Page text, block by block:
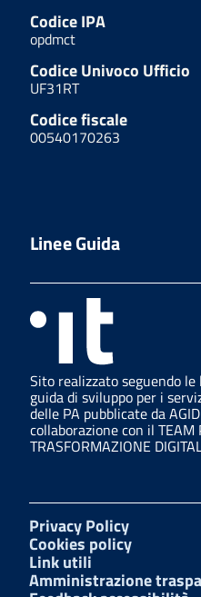
Codice IPA
opdmct
Codice Univoco Ufficio
UF31RT
Codice fiscale
00540170263
Linee Guida
Sito realizzato seguendo le
guida di sviluppo per i
delle PA pubblicate da
collaborazione con il TEAM
TRASFORMAZIONE
Privacy Policy
Cookies policy
Link utili
Amministrazione